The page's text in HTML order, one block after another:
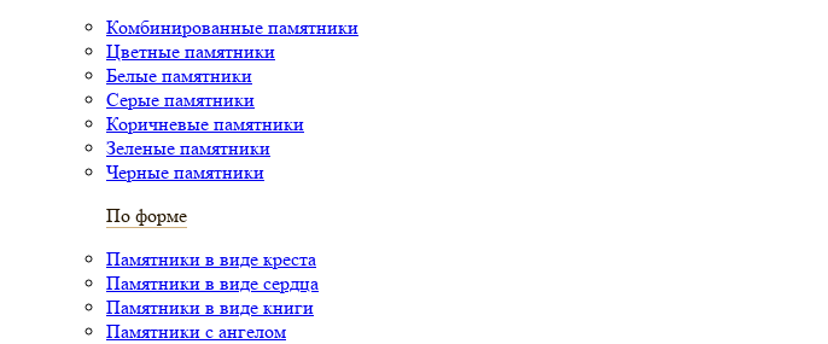
Комбинированные памятники
Цветные памятники
Белые памятники
Серые памятники
Коричневые памятники
Зеленые памятники
Черные памятники
По форме
Памятники в виде креста
Памятники в виде сердца
Памятники в виде книги
Памятники с ангелом